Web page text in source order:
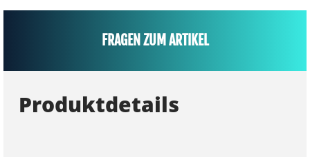
FRAGEN ZUM ARTIKEL
Produktdetails